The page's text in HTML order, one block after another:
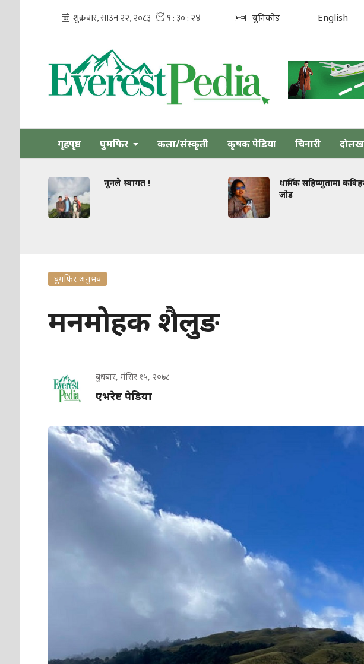
युनिकोड English
गृहपृष्ठ घुमफिर कला/संस्कृती कृषक पेडिया चिनारी
नूनले स्वागत !
धार्मिक सहिष्णुतामा कविहरूको
घुमफिर अनुभव
मनमोहक शैलुङ
बुधबार, मंसिर १५, २०७८
एभरेष्ट पेडिया